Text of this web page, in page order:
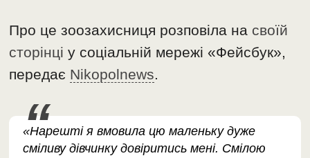
Про це зоозахисниця розповіла на своїй
сторінці у соціальній мережі «Фейсбук»,
передає Nikopolnews.
«Нарешті я вмовила цю маленьку дуже
сміливу дівчинку довіритись мені. Смілою